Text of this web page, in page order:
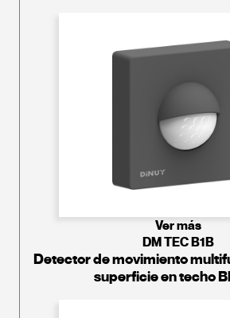
Ver más
DM TEC B1B
Detector de movimiento
superficie en techo